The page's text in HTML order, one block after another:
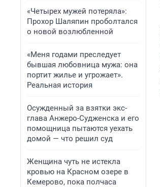
«Четырех мужей потеряла»:
Прохор Шаляпин проболтался
о новой возлюбленной
«Меня годами преследует
бывшая любовница мужа: она
портит жилье и угрожает».
Реальная история
Осужденный за взятки экс-
глава Анжеро-Судженска и его
помощница пытаются уехать
домой — что решил суд
Женщина чуть не истекла
кровью на Красном озере в
Кемерово, пока полчаса